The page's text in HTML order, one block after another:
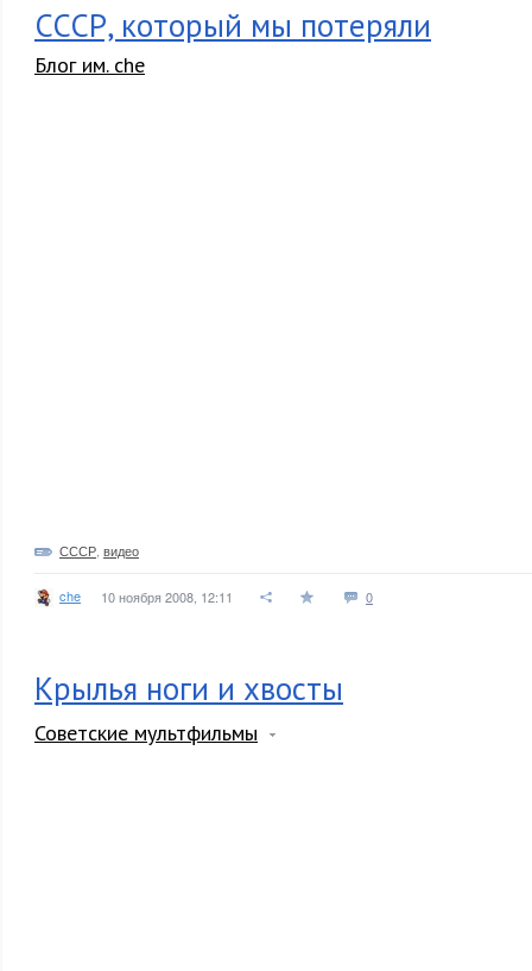
СССР, который мы потеряли
Блог им. che
СССР видео
che 10 ноября 2008, 12:11 0
Крылья ноги и хвосты
Советские мультфильмы